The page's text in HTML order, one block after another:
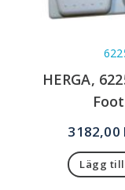
HERGA,
3182,00
Lägg